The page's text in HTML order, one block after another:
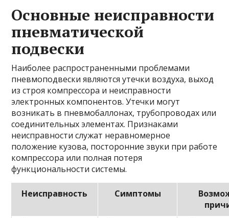
Основные неисправности
пневматической
подвески
Наиболее распространенными проблемами
пневмоподвески являются утечки воздуха, выход
из строя компрессора и неисправности
электронных компонентов. Утечки могут
возникать в пневмобаллонах, трубопроводах или
соединительных элементах. Признаками
неисправности служат неравномерное
положение кузова, посторонние звуки при работе
компрессора или полная потеря
функциональности системы.
Неисправность Симптомы